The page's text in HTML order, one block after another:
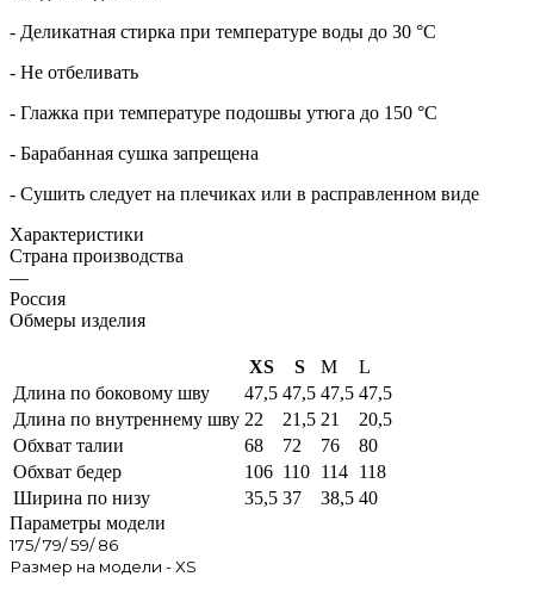
- Деликатная стирка при температуре воды до 30 °C
- Не отбеливать
- Глажка при температуре подошвы утюга до 150 °C
- Барабанная сушка запрещена
- Сушить следует на плечиках или в расправленном виде
Характеристики
Страна производства
—
Россия
Обмеры изделия
XS S M
L
Длина по боковому шву
47,5 47,5 47,5 47,5
Длина по внутреннему шву 22 21,5 21
20,5
Обхват талии
68 72 76
80
Обхват бедер
106 110 114 118
Ширина по низу
35,5 37 38,5 40
Параметры модели
175/ 79/ 59/ 86
Размер на модели - XS